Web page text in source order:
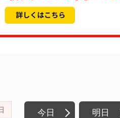
今日 明日